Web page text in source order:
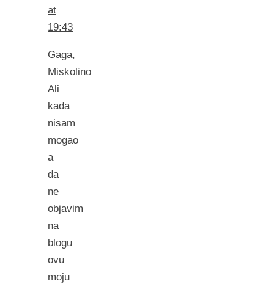
at
19:43
Gaga,
Miskolino
Ali
kada
nisam
mogao
a
da
ne
objavim
na
blogu
ovu
moju